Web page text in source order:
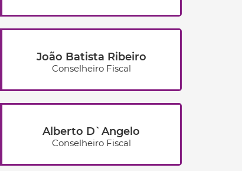
João Batista Ribeiro
Conselheiro Fiscal
Alberto D`Angelo
Conselheiro Fiscal